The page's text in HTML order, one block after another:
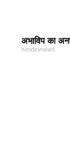
अभाविप का
himdevnews